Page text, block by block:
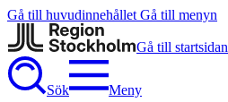
Gå till huvudinnehållet Gå till menyn
Gå till startsidan
Sök Meny